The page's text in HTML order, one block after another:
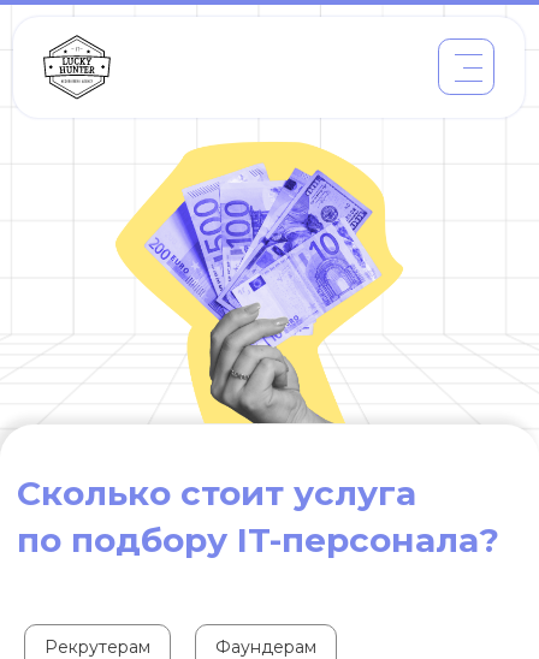
Сколько стоит услуга
по подбору IT-персонала?
Рекрутерам Фаундерам